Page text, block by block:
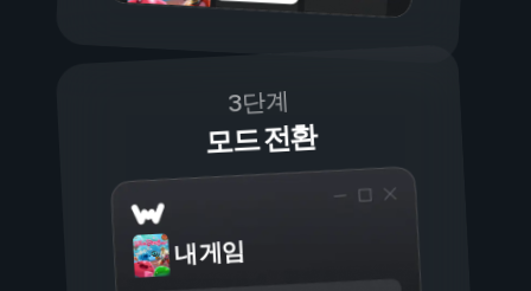
3단계
모드 전환
내 게임